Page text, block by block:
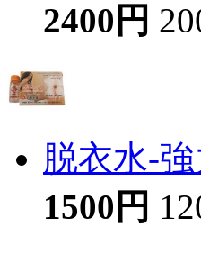
2400円
脱衣水-
1500円